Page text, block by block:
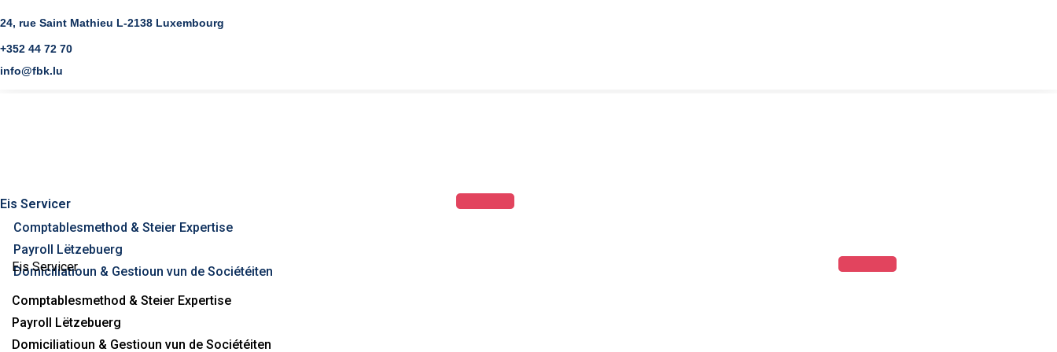
24, rue Saint Mathieu L-2138 Luxembourg
+352 44 72 70
info@fbk.lu
Eis Servicer
Comptablesmethod & Steier Expertise
Payroll Lëtzebuerg
Domiciliatioun & Gestioun vun de Sociétéiten
Eis Servicer
Comptablesmethod & Steier Expertise
Payroll Lëtzebuerg
Domiciliatioun & Gestioun vun de Sociétéiten